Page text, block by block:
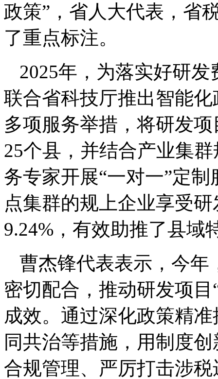
政策”，省人大代表，省
了重点标注。
2025年，为落实好研
联合省科技厅推出智能
多项服务举措，将研发
25个县，并结合产业集
务专家开展“一对一”定
点集群的规上企业享受
9.24%，有效助推了县域
曹杰锋代表表示，今年
密切配合，推动研发项
成效。通过深化政策精
同共治等措施，用制度
合规管理、严厉打击涉